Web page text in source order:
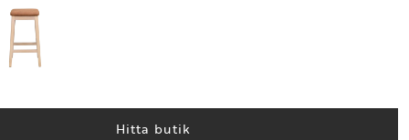
Hitta butik